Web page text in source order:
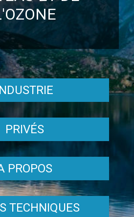
PRIVÉS
PROPOS
TECHNIQUES